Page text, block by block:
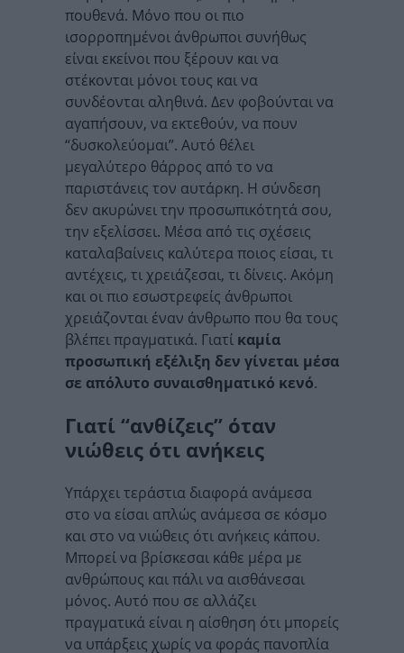
πουθενά. Μόνο που οι πιο
ισορροπημένοι άνθρωποι συνήθως
είναι εκείνοι που ξέρουν και να
στέκονται μόνοι τους και να
συνδέονται αληθινά. Δεν φοβούνται να
αγαπήσουν, να εκτεθούν, να πουν
“δυσκολεύομαι”. Αυτό θέλει
μεγαλύτερο θάρρος από το να
παριστάνεις τον αυτάρκη. Η σύνδεση
δεν ακυρώνει την προσωπικότητά σου,
την εξελίσσει. Μέσα από τις σχέσεις
καταλαβαίνεις καλύτερα ποιος είσαι, τι
αντέχεις, τι χρειάζεσαι, τι δίνεις. Ακόμη
και οι πιο εσωστρεφείς άνθρωποι
χρειάζονται έναν άνθρωπο που θα τους
βλέπει πραγματικά. Γιατί καμία
προσωπική εξέλιξη δεν γίνεται μέσα
σε απόλυτο συναισθηματικό κενό.
Γιατί “ανθίζεις” όταν
νιώθεις ότι ανήκεις
Υπάρχει τεράστια διαφορά ανάμεσα
στο να είσαι απλώς ανάμεσα σε κόσμο
και στο να νιώθεις ότι ανήκεις κάπου.
Μπορεί να βρίσκεσαι κάθε μέρα με
ανθρώπους και πάλι να αισθάνεσαι
μόνος. Αυτό που σε αλλάζει
πραγματικά είναι η αίσθηση ότι μπορείς
να υπάρξεις χωρίς να φοράς πανοπλία